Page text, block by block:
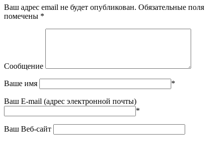
Ваш адрес email не будет опубликован. Обязательные поля
помечены *
Сообщение
Ваше имя *
Ваш E-mail (адрес электронной почты)
*
Ваш Веб-сайт